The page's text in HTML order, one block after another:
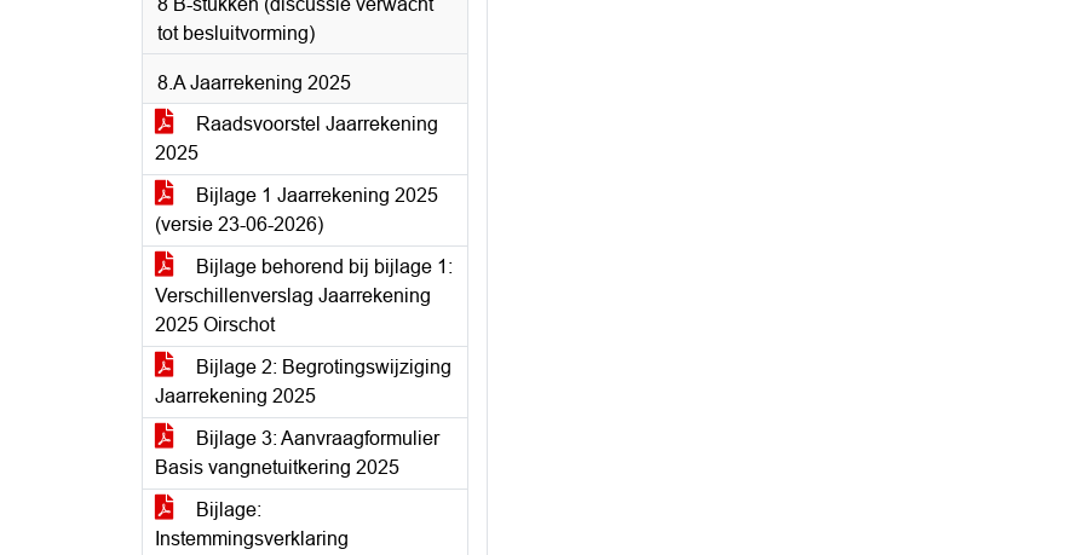
8 B-stukken (discussie verwacht
tot besluitvorming)
8.A Jaarrekening 2025
Raadsvoorstel Jaarrekening
2025
Bijlage 1 Jaarrekening 2025
(versie 23-06-2026)
Bijlage behorend bij bijlage 1:
Verschillenverslag Jaarrekening
2025 Oirschot
Bijlage 2: Begrotingswijziging
Jaarrekening 2025
Bijlage 3: Aanvraagformulier
Basis vangnetuitkering 2025
Bijlage:
Instemmingsverklaring